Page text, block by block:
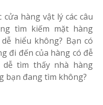
hàng vật lý các câu
tìm kiếm mặt hàng
hiểu không? Bạn có
đi đến của hàng có đễ
tìm thấy nhà hàng
bạn đang tìm không?